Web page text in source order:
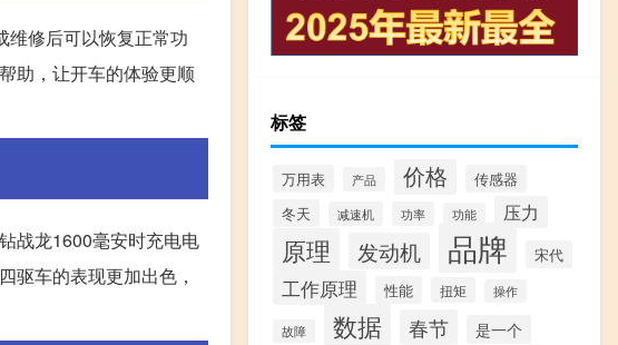
维修后可以恢复正常功
助，让开车的体验更顺
战龙1600毫安时充电电
驱车的表现更加出色，
标签
万用表 产品 价格
传感器
冬天
减速机 功率 功能 压力
原理 发动机 品牌 宋代
工作原理 性能 扭矩 操作
故障 数据 春节
是一个